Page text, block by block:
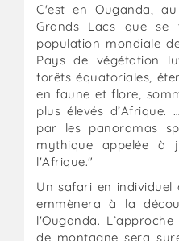
C'est en Ouganda,
Grands Lacs que
population mondiale
Pays de végétation
forêts équatoriales,
en faune et flore,
plus élevés d’Afrique.
par les panoramas
mythique appelée à
l'Afrique."
Un safari en
emmènera à la
l'Ouganda.
de montagne sera